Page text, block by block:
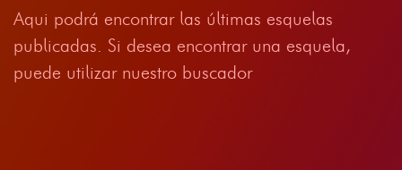
Aqui podrá encontrar las últimas esquelas
publicadas. Si desea encontrar una esquela,
puede utilizar nuestro buscador